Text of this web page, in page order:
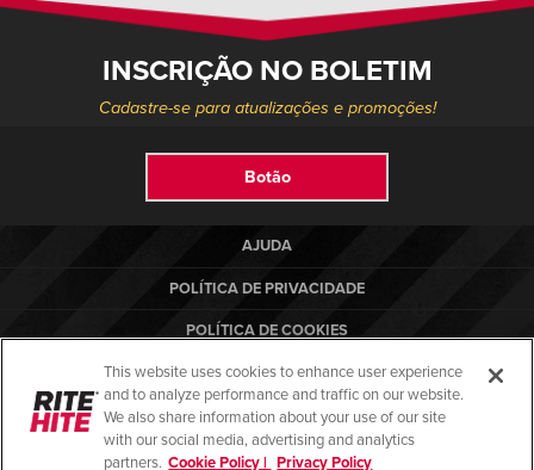
INSCRIÇÃO NO BOLETIM
Cadastre-se para atualizações e promoções!
Botão
AJUDA
POLÍTICA DE PRIVACIDADE
POLÍTICA DE COOKIES
TERMOS DE USO
NORMAS DE CONFORMIDADE
This website uses cookies to enhance user experience
and to analyze performance and traffic on our website.
We also share information about your use of our site
with our social media, advertising and analytics
partners. Cookie Policy | Privacy Policy